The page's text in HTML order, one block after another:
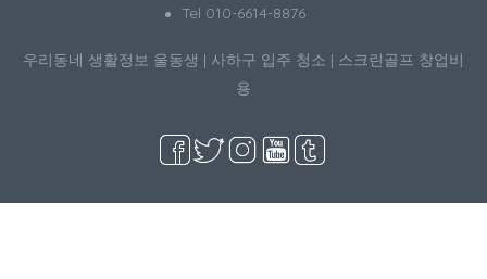
Tel 010-6614-8876
우리동네 생활정보 울동생 | 사하구 입주 청소 | 스크린골프 창업비
용